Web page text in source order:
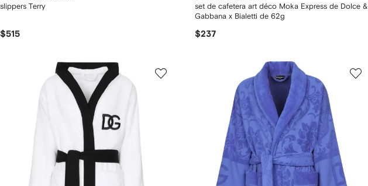
slippers Terry
$515
set de cafetera art déco Moka Express de Dolce &
Gabbana x Bialetti de 62g
$237